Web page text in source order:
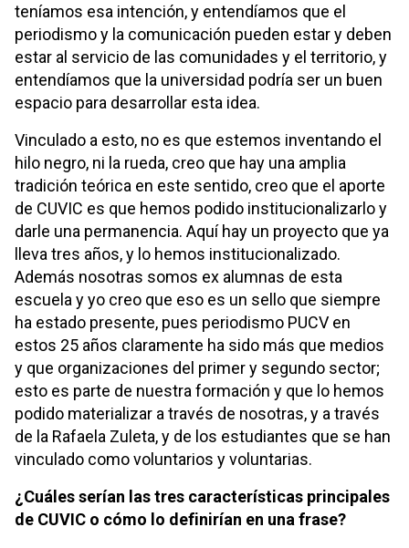
teníamos esa intención, y entendíamos que el
periodismo y la comunicación pueden estar y deben
estar al servicio de las comunidades y el territorio, y
entendíamos que la universidad podría ser un buen
espacio para desarrollar esta idea.
Vinculado a esto, no es que estemos inventando el
hilo negro, ni la rueda, creo que hay una amplia
tradición teórica en este sentido, creo que el aporte
de CUVIC es que hemos podido institucionalizarlo y
darle una permanencia. Aquí hay un proyecto que ya
lleva tres años, y lo hemos institucionalizado.
Además nosotras somos ex alumnas de esta
escuela y yo creo que eso es un sello que siempre
ha estado presente, pues periodismo PUCV en
estos 25 años claramente ha sido más que medios
y que organizaciones del primer y segundo sector;
esto es parte de nuestra formación y que lo hemos
podido materializar a través de nosotras, y a través
de la Rafaela Zuleta, y de los estudiantes que se han
vinculado como voluntarios y voluntarias.
¿Cuáles serían las tres características principales
de CUVIC o cómo lo definirían en una frase?